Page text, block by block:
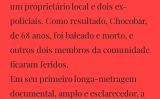
um proprietário local e dois ex-
policiais. Como resultado, Chocobar,
de 68 anos, foi baleado e morto, e
outros dois membros da comunidade
ficaram feridos.
Em seu primeiro longa-metragem
documental, amplo e esclarecedor, a